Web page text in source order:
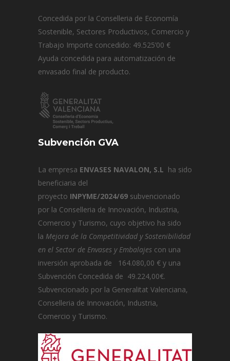
Concedida por la Conselleria de Economía
Sostenible, Sectores Productivos, Comercio y
Trabajo Importe concedido: 49.525’00 €
Ayuda concedida para automatización de
envasado final de producto.
Subvención GVA
La empresa ENVASES NAVALON, S.L ha sido
beneficiaria del
proyecto INPYME/2024/69 subvencionado
por la Conselleria de Innovación, Industria,
Comercio y Turismo, cuyo objetivo ha sido
la Mejora de la Competitividad y Sostenibilidad
en el Sector de Envases y Embalajes con una
inversión aprobada de 164.080,00 € y una
Subvención Concedida de 49.224,00€.
Subvencionado por la Generalitat Valenciana,
Conselleria de Innovación, Industria,
Comercio y Turismo.